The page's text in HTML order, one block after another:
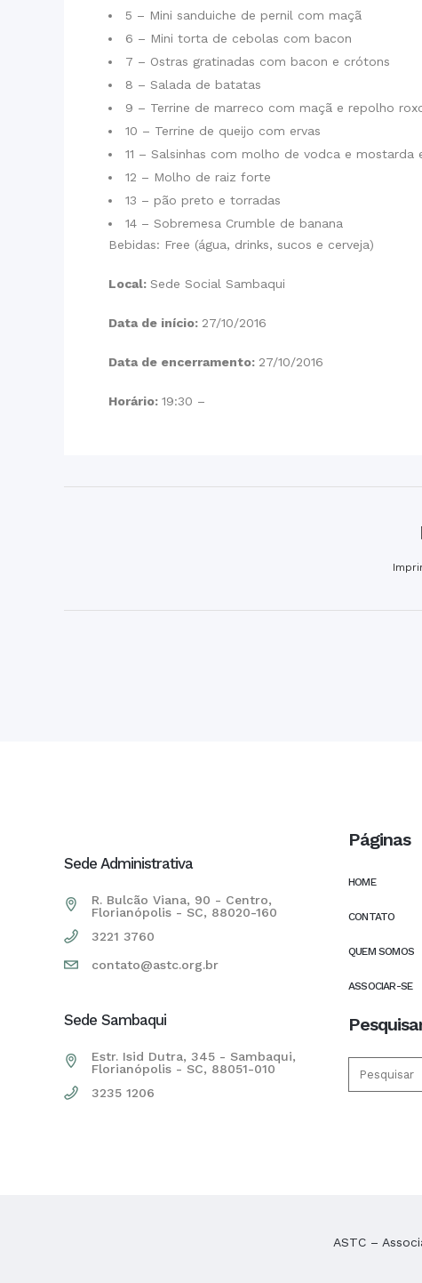
5 – Mini sanduiche de pernil com maçã
6 – Mini torta de cebolas com bacon
7 – Ostras gratinadas com bacon e crótons
8 – Salada de batatas
9 – Terrine de marreco com maçã e repolho
10 – Terrine de queijo com ervas
11 – Salsinhas com molho de vodca e mostarda
12 – Molho de raiz forte
13 – pão preto e torradas
14 – Sobremesa Crumble de banana
Bebidas: Free (água, drinks, sucos e cerveja)
Local: Sede Social Sambaqui
Data de início: 27/10/2016
Data de encerramento: 27/10/2016
Horário: 19:30 –
Sede Administrativa
R. Bulcão Viana, 90 - Centro,
Florianópolis - SC, 88020-160
3221 3760
contato@astc.org.br
Sede Sambaqui
Estr. Isid Dutra, 345 - Sambaqui,
Florianópolis - SC, 88051-010
3235 1206
Páginas
HOME
CONTATO
QUEM SOMOS
ASSOCIAR-SE
ASTC –